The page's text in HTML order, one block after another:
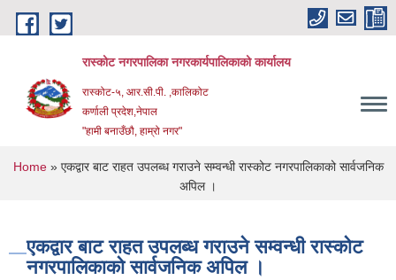
Skip to main content
रास्कोट नगरपालिका नगरकार्यपालिकाको कार्यालय
रास्कोट-५, आर.सी.पी. ,कालिकोट
कर्णाली प्रदेश,नेपाल
"हामी बनाउँछौ, हाम्रो नगर"
You are here
Home» एकद्वार बाट राहत उपलब्ध गराउने सम्वन्धी रास्कोट नगरपालिकाको सार्वजनिक
अपिल ।
एकद्वार बाट राहत उपलब्ध गराउने सम्वन्धी रास्कोट
नगरपालिकाको सार्वजनिक अपिल ।